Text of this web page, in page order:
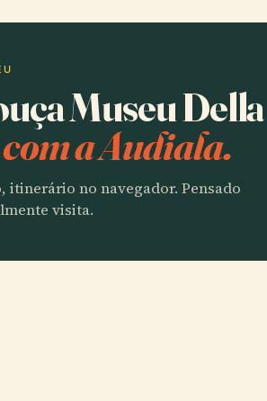
Museu Della
com a Audiala.
itinerário no navegador. Pensado
visita.